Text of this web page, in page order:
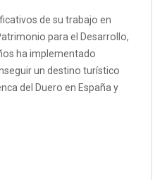
de su trabajo en
para el Desarrollo,
ha implementado
un destino turístico
del Duero en España y